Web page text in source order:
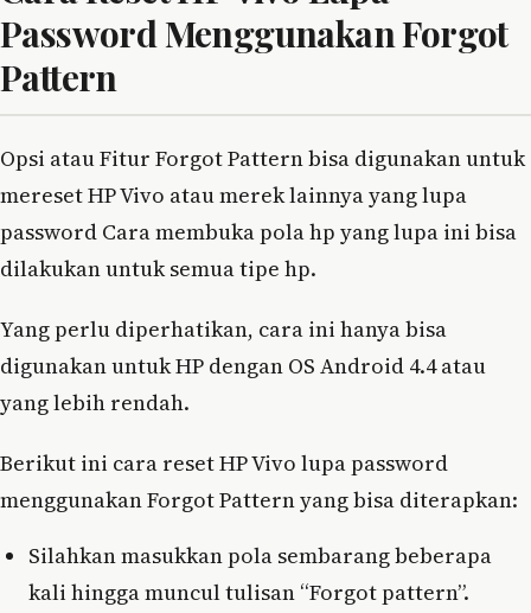
Password Menggunakan Forgot
Pattern
Opsi atau Fitur Forgot Pattern bisa digunakan untuk
mereset HP Vivo atau merek lainnya yang lupa
password Cara membuka pola hp yang lupa ini bisa
dilakukan untuk semua tipe hp.
Yang perlu diperhatikan, cara ini hanya bisa
digunakan untuk HP dengan OS Android 4.4 atau
yang lebih rendah.
Berikut ini cara reset HP Vivo lupa password
menggunakan Forgot Pattern yang bisa diterapkan:
Silahkan masukkan pola sembarang beberapa
kali hingga muncul tulisan “Forgot pattern”.